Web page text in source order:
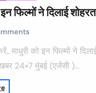
फिल्मों ने दिलाई शोहरत
24×7 मुंबई (एजेंसी )…